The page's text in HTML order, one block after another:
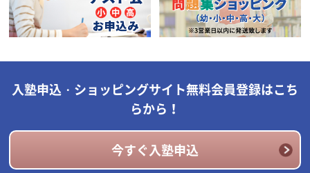
入塾申込・ショッピングサイト無料会員登録はこち
らから！
今すぐ入塾申込